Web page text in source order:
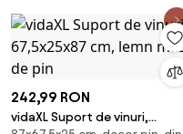
242,99 RON
vidaXL Suport de vinuri,